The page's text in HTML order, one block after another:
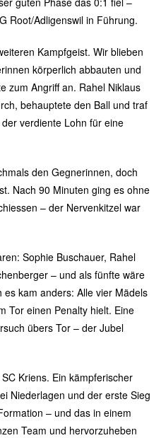
Root/Adligenswil in Führung.
Kampfgeist. Wir blieben
körperlich abbauten und
zum Angriff an. Rahel Niklaus
behauptete den Ball und traf
verdiente Lohn für eine
den Gegnerinnen, doch
Nach 90 Minuten ging es ohne
– der Nervenkitzel war
Sophie Buschauer, Rahel
– und als fünfte wäre
kam anders: Alle vier Mädels
Tor einen Penalty hielt. Eine
übers Tor – der Jubel
Kriens. Ein kämpferischer
Niederlagen und der erste Sieg
– und das in einem
Team und hervorzuheben